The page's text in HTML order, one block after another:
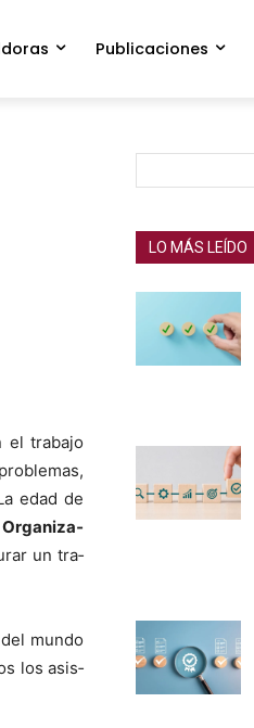
Publicaciones
el tra­ba­jo
edad de
Orga­ni­za­
un tra­
mun­do
los asis­
LO MÁS LEÍDO